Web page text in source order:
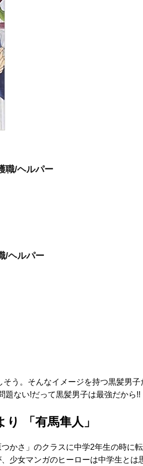
職/ヘルパー
/ヘルパー
う。そんなイメージを持つ黒髪男
題ない!だって黒髪男子は最強だから!!
「有馬隼人」
かさ」のクラスに中学2年生の時に
少女マンガのヒーローは中学生とは